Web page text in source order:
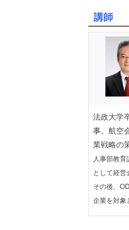
講師
法政大学
事。航空
業戦略の
人事部教
として経営
その後、
企業を対象